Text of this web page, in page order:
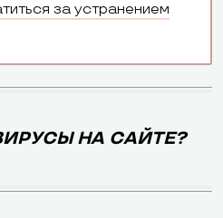
за устранением
НА САЙТЕ?